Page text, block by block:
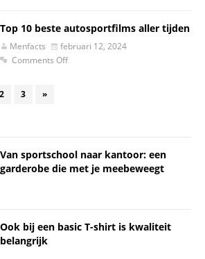
Top 10 beste autosportfilms aller tijden
Menfacts
februari 12, 2024
Comments Off
2 3 »
Van sportschool naar kantoor: een
garderobe die met je meebeweegt
Ook bij een basic T-shirt is kwaliteit
belangrijk